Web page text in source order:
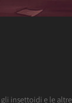
insettoidi e le altre